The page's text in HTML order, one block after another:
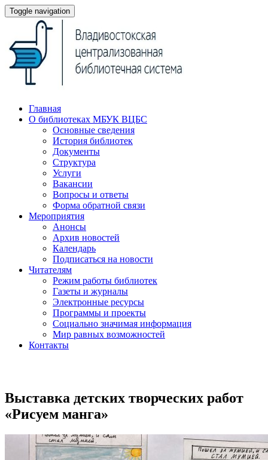
Toggle navigation
Главная
О библиотеках МБУК ВЦБС
Основные сведения
История библиотек
Документы
Структура
Услуги
Вакансии
Вопросы и ответы
Форма обратной связи
Мероприятия
Анонсы
Архив новостей
Календарь
Подписаться на новости
Читателям
Режим работы библиотек
Газеты и журналы
Электронные ресурсы
Программы и проекты
Социально значимая информация
Мир равных возможностей
Контакты
Выставка детских творческих работ
«Рисуем манга»